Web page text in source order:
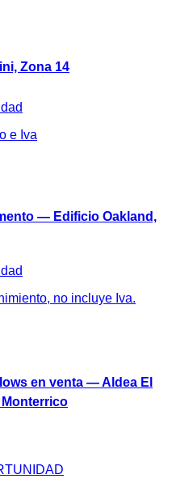
Zona 14
e Iva
— Edificio Oakland,
no incluye Iva.
en venta — Aldea El
Monterrico